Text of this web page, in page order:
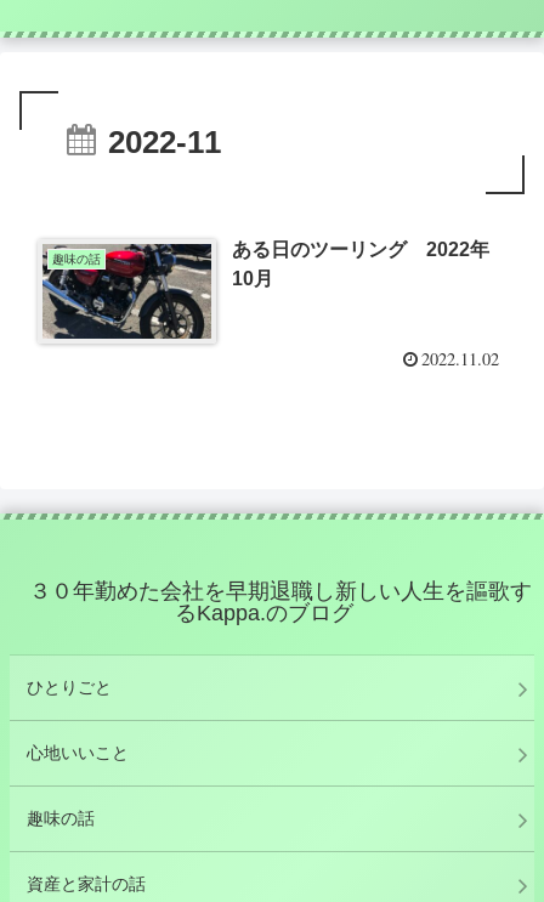
2022-11
趣味の話
ある日のツーリング 2022年
10月
2022.11.02
３０年勤めた会社を早期退職し新しい人生を謳歌す
るKappa.のブログ
ひとりごと
心地いいこと
趣味の話
資産と家計の話